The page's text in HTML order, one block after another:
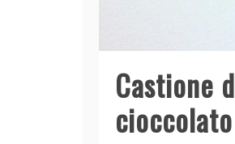
Castione
cioccolato